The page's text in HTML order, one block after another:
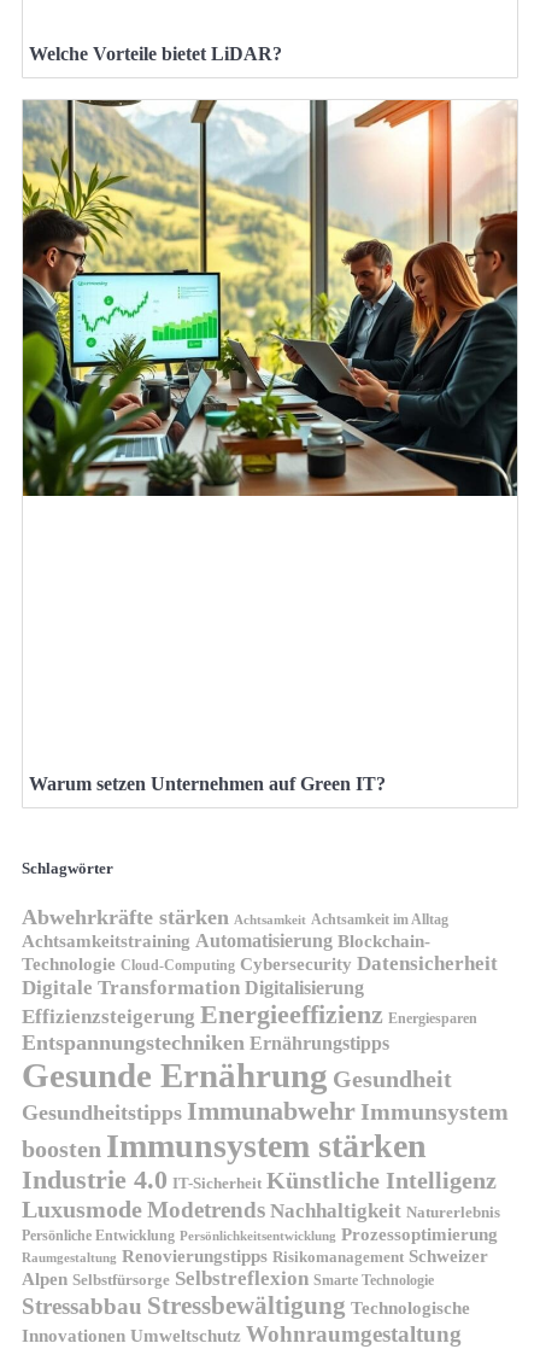
Welche Vorteile bietet LiDAR?
Warum setzen Unternehmen auf Green IT?
Schlagwörter
Abwehrkräfte stärken Achtsamkeit Achtsamkeit im Alltag
Achtsamkeitstraining Automatisierung Blockchain-
Technologie Cloud-Computing Cybersecurity Datensicherheit
Digitale Transformation Digitalisierung
Effizienzsteigerung Energieeffizienz Energiesparen
Entspannungstechniken Ernährungstipps
Gesunde Ernährung Gesundheit
Gesundheitstipps Immunabwehr Immunsystem
boosten Immunsystem stärken
Industrie 4.0 IT-Sicherheit Künstliche Intelligenz
LuxusmodeModetrends Nachhaltigkeit Naturerlebnis
Persönliche Entwicklung Persönlichkeitsentwicklung Prozessoptimierung
Raumgestaltung Renovierungstipps Risikomanagement Schweizer
Alpen Selbstfürsorge Selbstreflexion Smarte Technologie
Stressabbau Stressbewältigung Technologische
Innovationen Umweltschutz Wohnraumgestaltung